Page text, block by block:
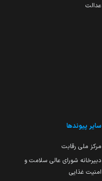
عدالت
سایر پیوندها
مرکز ملی رقابت
دبیرخانه شورای عالی سلامت و
امنیت غذایی